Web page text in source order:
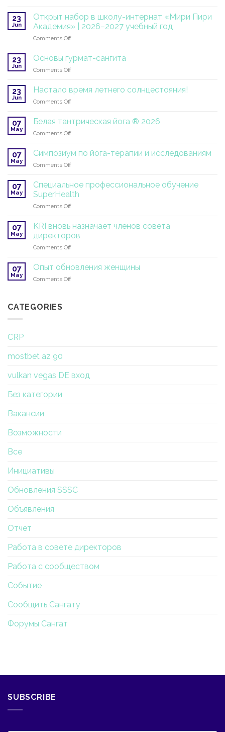
студенческого
перевода
«Джапджи
Сахиб»
23
Jun
Открыт набор в школу-интернат «Мири Пири
Академия» | 2026–2027 учебный год
Comments Offon
в
«Мири
2026–
2027
23
Jun
Основы гурмат-сангита
Comments Offon
сангита
23
Jun
Настало время летнего солнцестояния!
Comments Offon
летнего
07
May
Белая тантрическая йога ® 2026
Comments Offon
тантрическая
йога
07
May
Симпозиум по йога-терапии и исследованиям
Comments Offon
йога-
терапии
и
07
May
Специальное профессиональное обучение
SuperHealth
Comments Offon
обучение
SuperHealth
07
May
KRI вновь назначает членов совета
директоров
Comments Offon
назначает
07
May
Опыт обновления женщины
Comments Offon
CATEGORIES
CRP
mostbet az 90
vulkan vegas DE вход
Без категории
Вакансии
Возможности
Все
Инициативы
Обновления SSSC
Объявления
Отчет
Работа в совете директоров
Работа с сообществом
Событие
Сообщить Сангату
Форумы Сангат
SUBSCRIBE